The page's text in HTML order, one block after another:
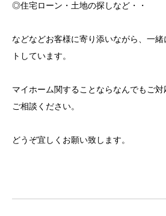
◎住宅ローン・土地の探しなど・・
などなどお客様に寄り添いながら、一
トしています。
マイホーム関することならなんでもご
ご相談ください。
どうぞ宜しくお願い致します。